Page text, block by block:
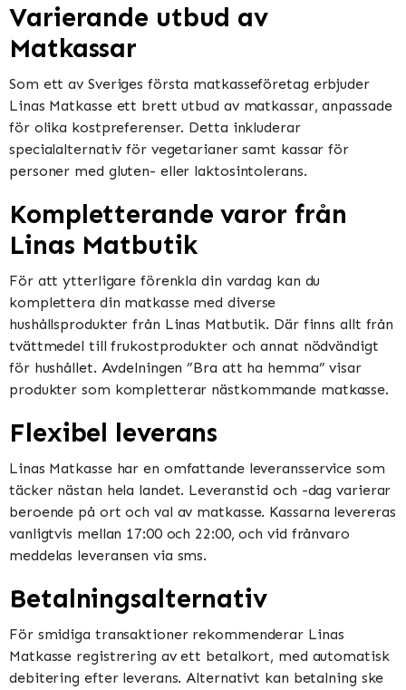
Varierande utbud av
Matkassar
Som ett av Sveriges första matkasseföretag erbjuder
Linas Matkasse ett brett utbud av matkassar, anpassade
för olika kostpreferenser. Detta inkluderar
specialalternativ för vegetarianer samt kassar för
personer med gluten- eller laktosintolerans.
Kompletterande varor från
Linas Matbutik
För att ytterligare förenkla din vardag kan du
komplettera din matkasse med diverse
hushållsprodukter från Linas Matbutik. Där finns allt från
tvättmedel till frukostprodukter och annat nödvändigt
för hushållet. Avdelningen ”Bra att ha hemma” visar
produkter som kompletterar nästkommande matkasse.
Flexibel leverans
Linas Matkasse har en omfattande leveransservice som
täcker nästan hela landet. Leveranstid och -dag varierar
beroende på ort och val av matkasse. Kassarna levereras
vanligtvis mellan 17:00 och 22:00, och vid frånvaro
meddelas leveransen via sms.
Betalningsalternativ
För smidiga transaktioner rekommenderar Linas
Matkasse registrering av ett betalkort, med automatisk
debitering efter leverans. Alternativt kan betalning ske